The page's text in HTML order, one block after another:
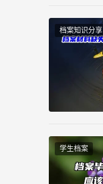
档案知识分享
学生档案